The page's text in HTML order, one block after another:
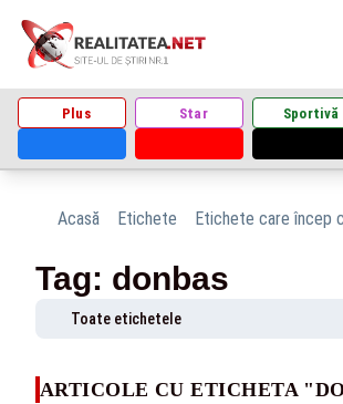
Plus Star Sportivă
Acasă Etichete Etichete care încep
Tag: donbas
Toate etichetele
ARTICOLE CU ETICHETA